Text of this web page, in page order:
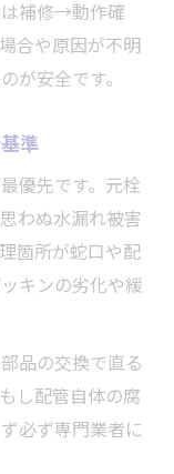
プの効果
修理法
とは
コツを解説
るポイント
依頼の違い
ラブル防止
とリスト
準備ポイント
補修→動作確
合や原因が不明
が安全です。
準
優先です。元栓
わぬ水漏れ被害
箇所が蛇口や配
キンの劣化や緩
品の交換で直る
し配管自体の腐
必ず専門業者に